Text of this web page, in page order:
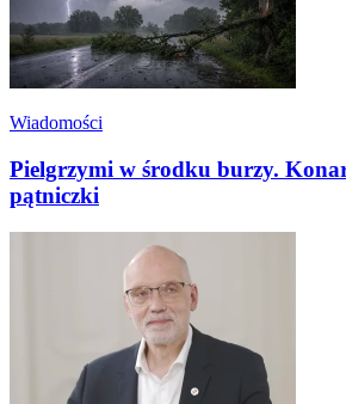
Wiadomości
Pielgrzymi w środku burzy.
pątniczki